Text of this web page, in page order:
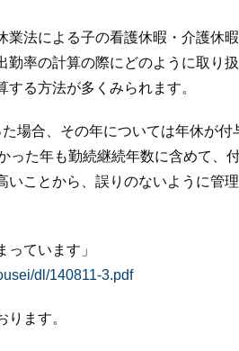
法による子の看護休暇・介護休
率の計算の際にどのように取り
る方法が多くみられます。
場合、その年については年休が付
った年も勤続継続年数に含めて、
ことから、誤りのないように管
ています」
dl/140811-3.pdf
ます。